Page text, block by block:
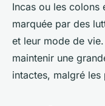
Incas ou les colons
marquée par des
et leur mode de
maintenir une
intactes, malgré les